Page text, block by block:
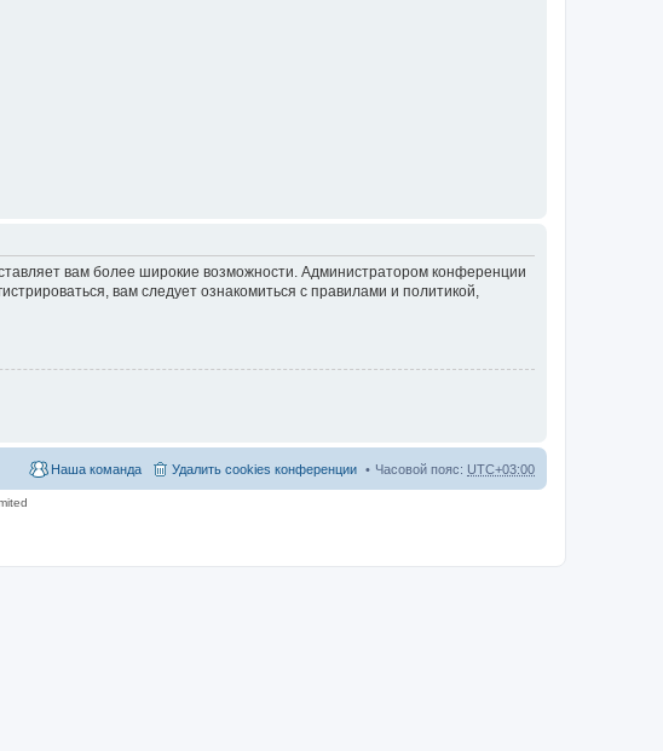
вам более широкие возможности. Администратором конференции
вам следует ознакомиться с правилами и политикой,
Часовой пояс: UTC+03:00
Удалить cookies конференции
Наша команда